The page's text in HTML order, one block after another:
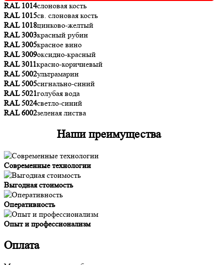
RAL 1014слоновая кость
RAL 1015св. слоновая кость
RAL 1018цинково-желтый
RAL 3003красный рубин
RAL 3005красное вино
RAL 3009оксидно-красный
RAL 3011красно-коричневый
RAL 5002ультрамарин
RAL 5005сигнально-синий
RAL 5021голубая вода
RAL 5024светло-синий
RAL 6002зеленая листва
Наши преимущества
Современные технологии
Выгодная стоимость
Оперативность
Опыт и профессионализм
Оплата